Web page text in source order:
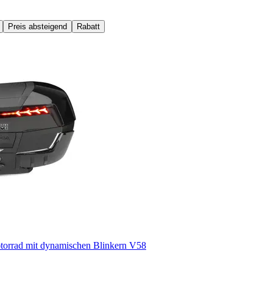
Preis absteigend Rabatt
mit dynamischen Blinkern V58